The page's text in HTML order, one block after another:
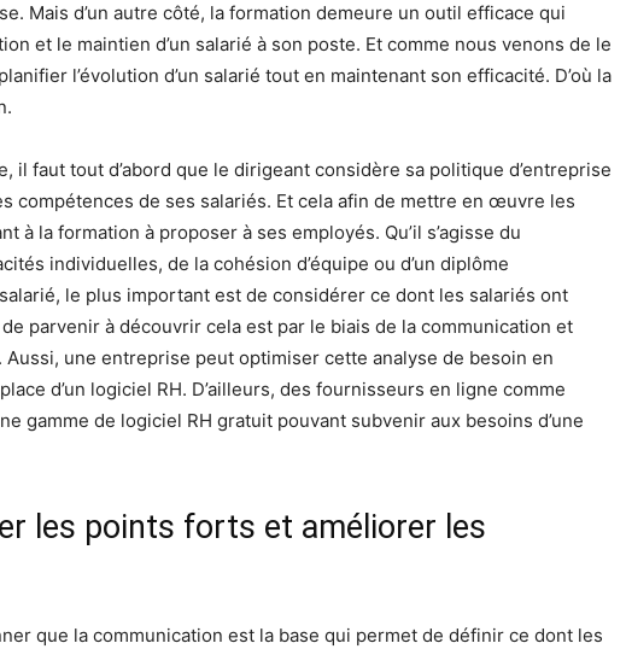
Mais d’un autre côté, la formation demeure un outil efficace qui
et le maintien d’un salarié à son poste. Et comme nous venons de le
l’évolution d’un salarié tout en maintenant son efficacité. D’où la
il faut tout d’abord que le dirigeant considère sa politique d’entreprise
compétences de ses salariés. Et cela afin de mettre en œuvre les
à la formation à proposer à ses employés. Qu’il s’agisse du
individuelles, de la cohésion d’équipe ou d’un diplôme
le plus important est de considérer ce dont les salariés ont
parvenir à découvrir cela est par le biais de la communication et
Aussi, une entreprise peut optimiser cette analyse de besoin en
d’un logiciel RH. D’ailleurs, des fournisseurs en ligne comme
gamme de logiciel RH gratuit pouvant subvenir aux besoins d’une
les points forts et améliorer les
que la communication est la base qui permet de définir ce dont les